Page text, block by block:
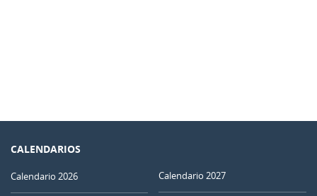
CALENDARIOS
Calendario 2026 Calendario 2027